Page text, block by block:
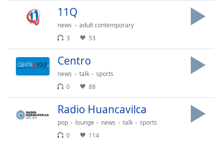
Edge
Style
Font
11Q
news
adult contemporary
3
53
Centro
news talk
sports
0
88
Radio Huancavilca
pop lounge news talk
sports
0
114